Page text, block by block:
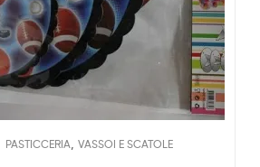
PASTICCERIA VASSOI E SCATOLE